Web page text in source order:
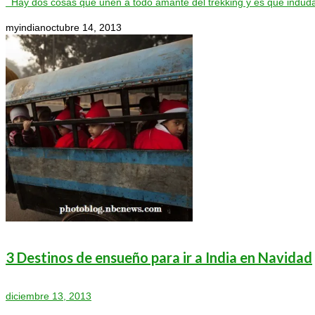
Hay dos cosas que unen a todo amante del trekking y es que
myindianoctubre 14, 2013
3 Destinos de ensueño para ir a India en Navidad
diciembre 13, 2013